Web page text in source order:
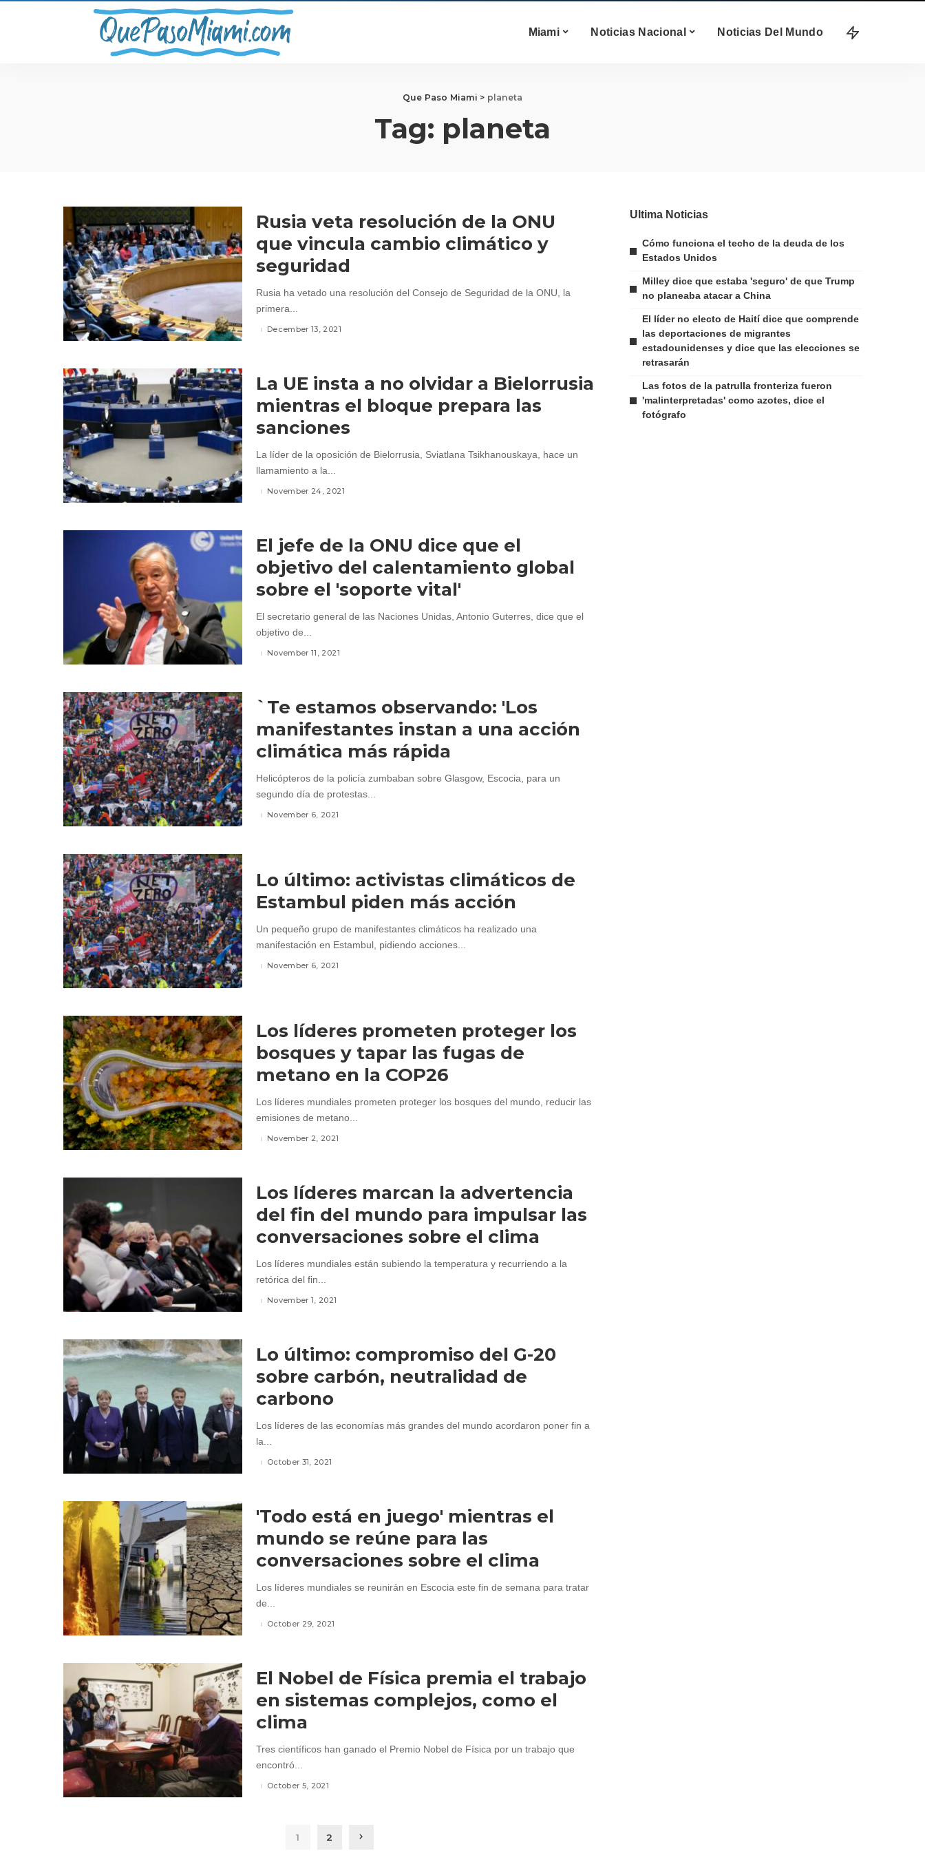
Miami Noticias Nacional Noticias Del Mundo
Que Paso Miami > planeta
Tag: planeta
Rusia veta resolución de la ONU
que vincula cambio climático y
seguridad
Rusia ha vetado una resolución del Consejo de Seguridad de la ONU, la
primera...
December 13, 2021
La UE insta a no olvidar a Bielorrusia
mientras el bloque prepara las
sanciones
La líder de la oposición de Bielorrusia, Sviatlana Tsikhanouskaya, hace un
llamamiento a la...
November 24, 2021
El jefe de la ONU dice que el
objetivo del calentamiento global
sobre el 'soporte vital'
El secretario general de las Naciones Unidas, Antonio Guterres, dice que el
objetivo de...
November 11, 2021
`Te estamos observando: 'Los
manifestantes instan a una acción
climática más rápida
Helicópteros de la policía zumbaban sobre Glasgow, Escocia, para un
segundo día de protestas...
November 6, 2021
Lo último: activistas climáticos de
Estambul piden más acción
Un pequeño grupo de manifestantes climáticos ha realizado una
manifestación en Estambul, pidiendo acciones...
November 6, 2021
Los líderes prometen proteger los
bosques y tapar las fugas de
metano en la COP26
Los líderes mundiales prometen proteger los bosques del mundo, reducir las
emisiones de metano...
November 2, 2021
Los líderes marcan la advertencia
del fin del mundo para impulsar las
conversaciones sobre el clima
Los líderes mundiales están subiendo la temperatura y recurriendo a la
retórica del fin...
November 1, 2021
Lo último: compromiso del G-20
sobre carbón, neutralidad de
carbono
Los líderes de las economías más grandes del mundo acordaron poner fin a
la...
October 31, 2021
'Todo está en juego' mientras el
mundo se reúne para las
conversaciones sobre el clima
Los líderes mundiales se reunirán en Escocia este fin de semana para tratar
de...
October 29, 2021
El Nobel de Física premia el trabajo
en sistemas complejos, como el
clima
Tres científicos han ganado el Premio Nobel de Física por un trabajo que
encontró...
October 5, 2021
1 2
Ultima Noticias
Cómo funciona el techo de la deuda de los
Estados Unidos
Milley dice que estaba 'seguro' de que Trump
no planeaba atacar a China
El líder no electo de Haití dice que comprende
las deportaciones de migrantes
estadounidenses y dice que las elecciones se
retrasarán
Las fotos de la patrulla fronteriza fueron
'malinterpretadas' como azotes, dice el
fotógrafo